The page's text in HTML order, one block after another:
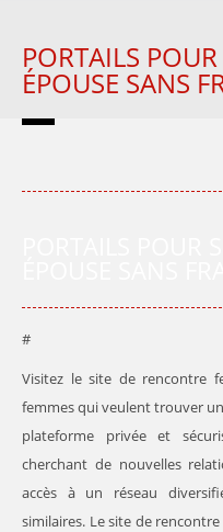
PORTAILS
ÉPOUSE SANS
#
Visitez le site de rencontre
femmes qui veulent trouver
plateforme privée et
cherchant de nouvelles
accès à un réseau
similaires. Le site de